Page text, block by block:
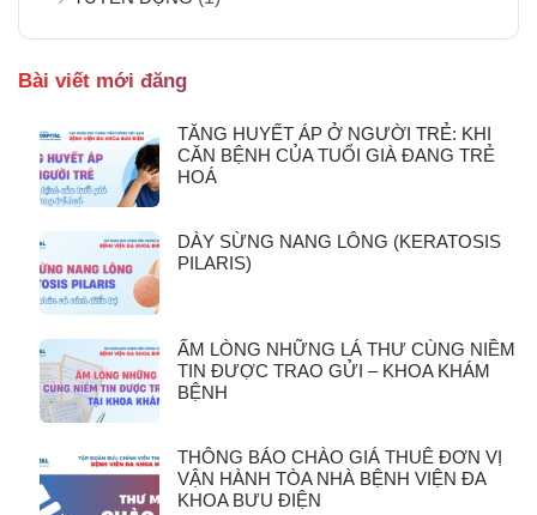
Bài viết mới đăng
TĂNG HUYẾT ÁP Ở NGƯỜI TRẺ: KHI
CĂN BỆNH CỦA TUỔI GIÀ ĐANG TRẺ
HOÁ
DÀY SỪNG NANG LÔNG (KERATOSIS
PILARIS)
ẤM LÒNG NHỮNG LÁ THƯ CÙNG NIỀM
TIN ĐƯỢC TRAO GỬI – KHOA KHÁM
BỆNH
THÔNG BÁO CHÀO GIÁ THUÊ ĐƠN VỊ
VẬN HÀNH TÒA NHÀ BỆNH VIỆN ĐA
KHOA BƯU ĐIỆN